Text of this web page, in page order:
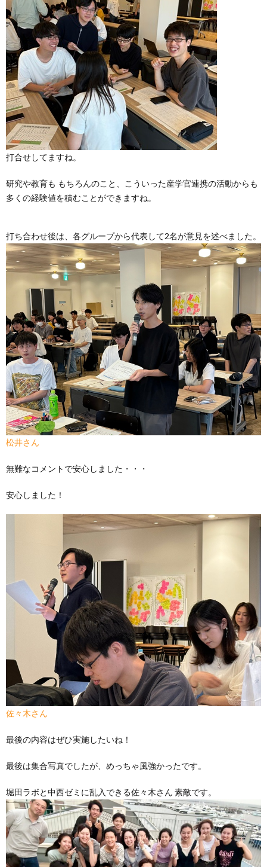
打合せしてますね。
研究や教育も もちろんのこと、こういった産学官連携の活動からも
多くの経験値を積むことができますね。
打ち合わせ後は、各グループから代表して2名が意見を述べました。
松井さん
無難なコメントで安心しました・・・
安心しました！
佐々木さん
最後の内容はぜひ実施したいね！
最後は集合写真でしたが、めっちゃ風強かったです。
堀田ラボと中西ゼミに乱入できる佐々木さん 素敵です。